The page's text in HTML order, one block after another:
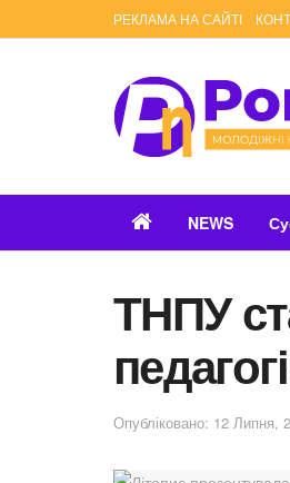
РЕКЛАМА НА САЙТІ
NEWS
ТНПУ
Опубліковано: 12 Липня,